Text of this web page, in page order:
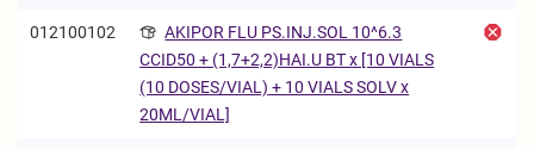
012100102
AKIPOR FLU PS.INJ.SOL 10^6.3
CCID50 + (1,7+2,2)HAI.U BT x [10 VIALS
(10 DOSES/VIAL) + 10 VIALS SOLV x
20ML/VIAL]